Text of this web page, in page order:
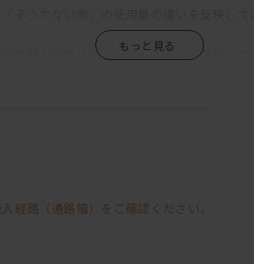
無垢材で製作されているホワイト・スモーク、
経路（通路幅）をご確認ください。